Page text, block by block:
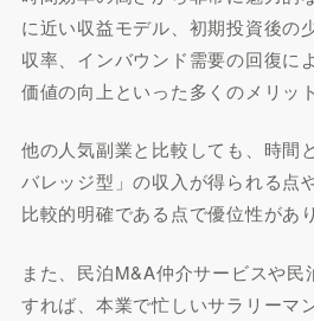
に近い収益モデル、初期投資後の
収率、インバウンド需要の回復に
価値の向上といった多くのメリッ
他の人気副業と比較しても、時間
バレッジ型」の収入が得られる点
比較的明確である点で優位性があ
また、民泊M&A仲介サービスや民
すれば、本業で忙しいサラリーマ